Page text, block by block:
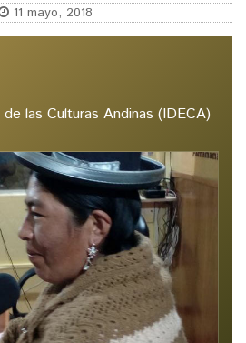
11 mayo, 2018
las Culturas Andinas (IDECA)